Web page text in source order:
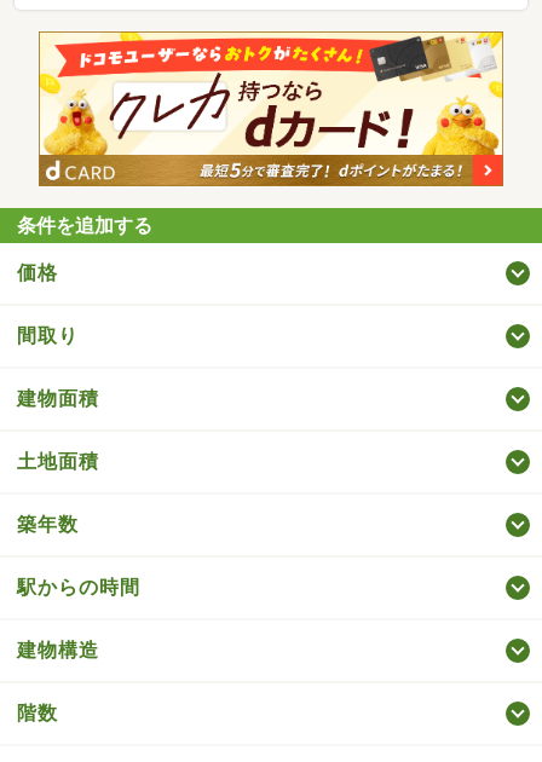
条件を追加する
価格
間取り
建物面積
土地面積
築年数
駅からの時間
建物構造
階数